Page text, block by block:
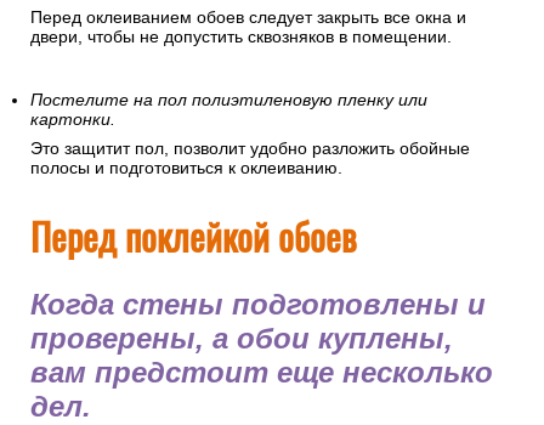
Перед оклеиванием обоев следует закрыть все окна и
двери, чтобы не допустить сквозняков в помещении.
Постелите на пол полиэтиленовую пленку или
картонки.
Это защитит пол, позволит удобно разложить обойные
полосы и подготовиться к оклеиванию.
Перед поклейкой обоев
Когда стены подготовлены и
проверены, а обои куплены,
вам предстоит еще несколько
дел.